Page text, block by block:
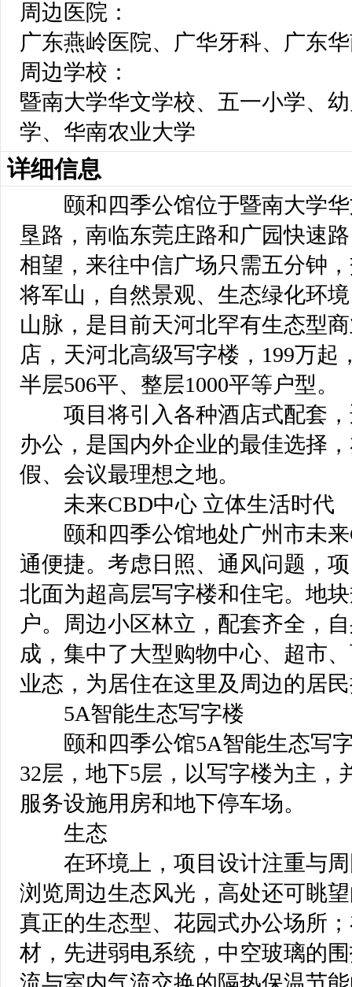
周边医院：
广东燕岭医院、广华牙科、广东
周边学校：
暨南大学华文学校、五一小学、
学、华南农业大学
详细信息
颐和四季公馆位于暨南大学华
垦路，南临东莞庄路和广园快速
相望，来往中信广场只需五分钟
将军山，自然景观、生态绿化环
山脉，是目前天河北罕有生态型
店，天河北高级写字楼，199万起
半层506平、整层1000平等户型。
项目将引入各种酒店式配套，
办公，是国内外企业的最佳选择
假、会议最理想之地。
未来CBD中心 立体生活时代
颐和四季公馆地处广州市未来
通便捷。考虑日照、通风问题，
北面为超高层写字楼和住宅。地
户。周边小区林立，配套齐全，
成，集中了大型购物中心、超市
业态，为居住在这里及周边的居
5A智能生态写字楼
颐和四季公馆5A智能生态写字
32层，地下5层，以写字楼为主，
服务设施用房和地下停车场。
生态
在环境上，项目设计注重与周
浏览周边生态风光，高处还可眺
真正的生态型、花园式办公场所
材，先进弱电系统，中空玻璃的